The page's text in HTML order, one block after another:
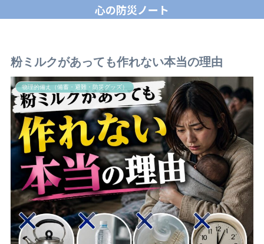
心の防災ノート
粉ミルクがあっても作れない本当の理由
物理的備え（備蓄・避難・防災グッズ）